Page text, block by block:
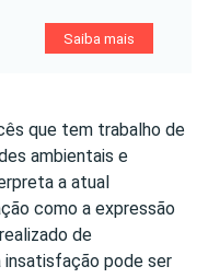
Saiba mais
que tem trabalho de
ambientais e
a atual
como a expressão
de
pode ser